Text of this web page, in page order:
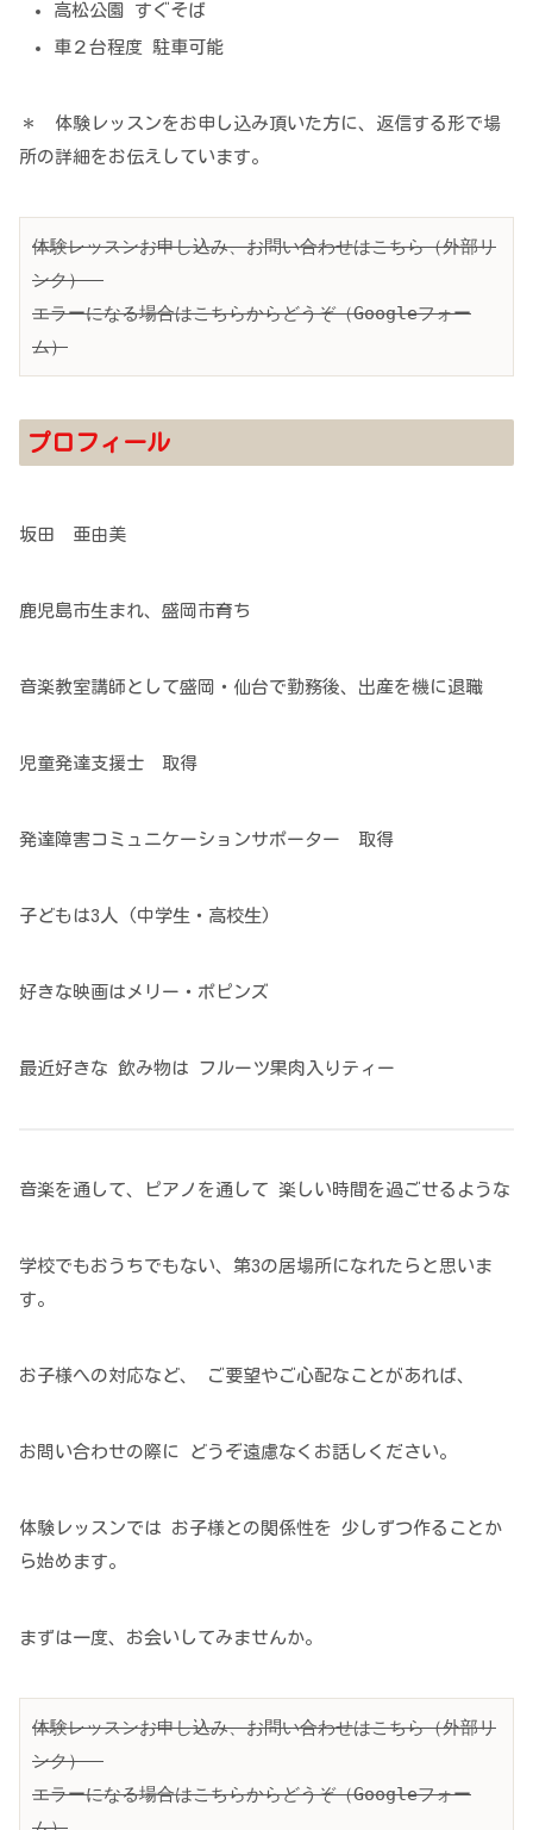
高松公園 すぐそば
車２台程度 駐車可能
＊ 体験レッスンをお申し込み頂いた方に、返信する形で場
所の詳細をお伝えしています。
体験レッスンお申し込み、お問い合わせはこちら（外部リ
ンク）
エラーになる場合はこちらからどうぞ（Googleフォー
ム）
プロフィール
坂田 亜由美
鹿児島市生まれ、盛岡市育ち
音楽教室講師として盛岡・仙台で勤務後、出産を機に退職
児童発達支援士 取得
発達障害コミュニケーションサポーター 取得
子どもは3人 (中学生・高校生)
好きな映画はメリー・ポピンズ
最近好きな 飲み物は フルーツ果肉入りティー
音楽を通して、ピアノを通して 楽しい時間を過ごせるような
学校でもおうちでもない、第3の居場所になれたらと思いま
す。
お子様への対応など、 ご要望やご心配なことがあれば、
お問い合わせの際に どうぞ遠慮なくお話しください。
体験レッスンでは お子様との関係性を 少しずつ作ることか
ら始めます。
まずは一度、お会いしてみませんか。
体験レッスンお申し込み、お問い合わせはこちら（外部リ
ンク）
エラーになる場合はこちらからどうぞ（Googleフォー